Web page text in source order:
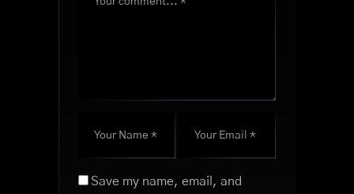
Save my name, email, and